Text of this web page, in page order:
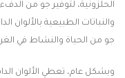
الحلزونية، لتوفير جو من
والنباتات الطبيعية بالألوان
جو من الحياة والنشاط في
وبشكل عام، تعطي الألوان